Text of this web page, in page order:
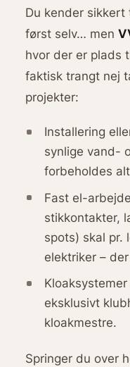
Du kender
først selv… men
hvor der er plads
faktisk trangt nej
projekter:
Installering
synlige vand-
forbeholdes
Fast el-
stikkontakter,
spots) skal pr.
elektriker –
eksklusivt
kloakmestre.
Springer du over